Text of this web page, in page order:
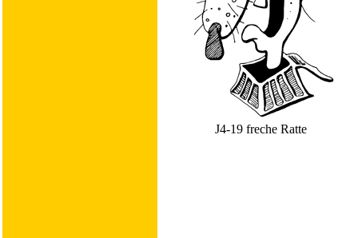
J4-19 freche Ratte